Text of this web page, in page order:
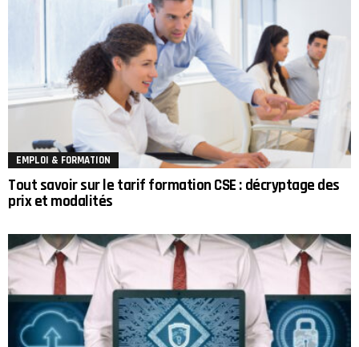
EMPLOI & FORMATION
Tout savoir sur le tarif formation CSE : décryptage des
prix et modalités